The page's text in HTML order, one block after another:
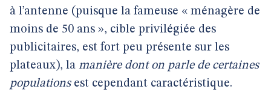
à l’antenne (puisque la fameuse « ménagère de
moins de 50 ans », cible privilégiée des
publicitaires, est fort peu présente sur les
plateaux), la manière dont on parle de certaines
populationsest cependant caractéristique.